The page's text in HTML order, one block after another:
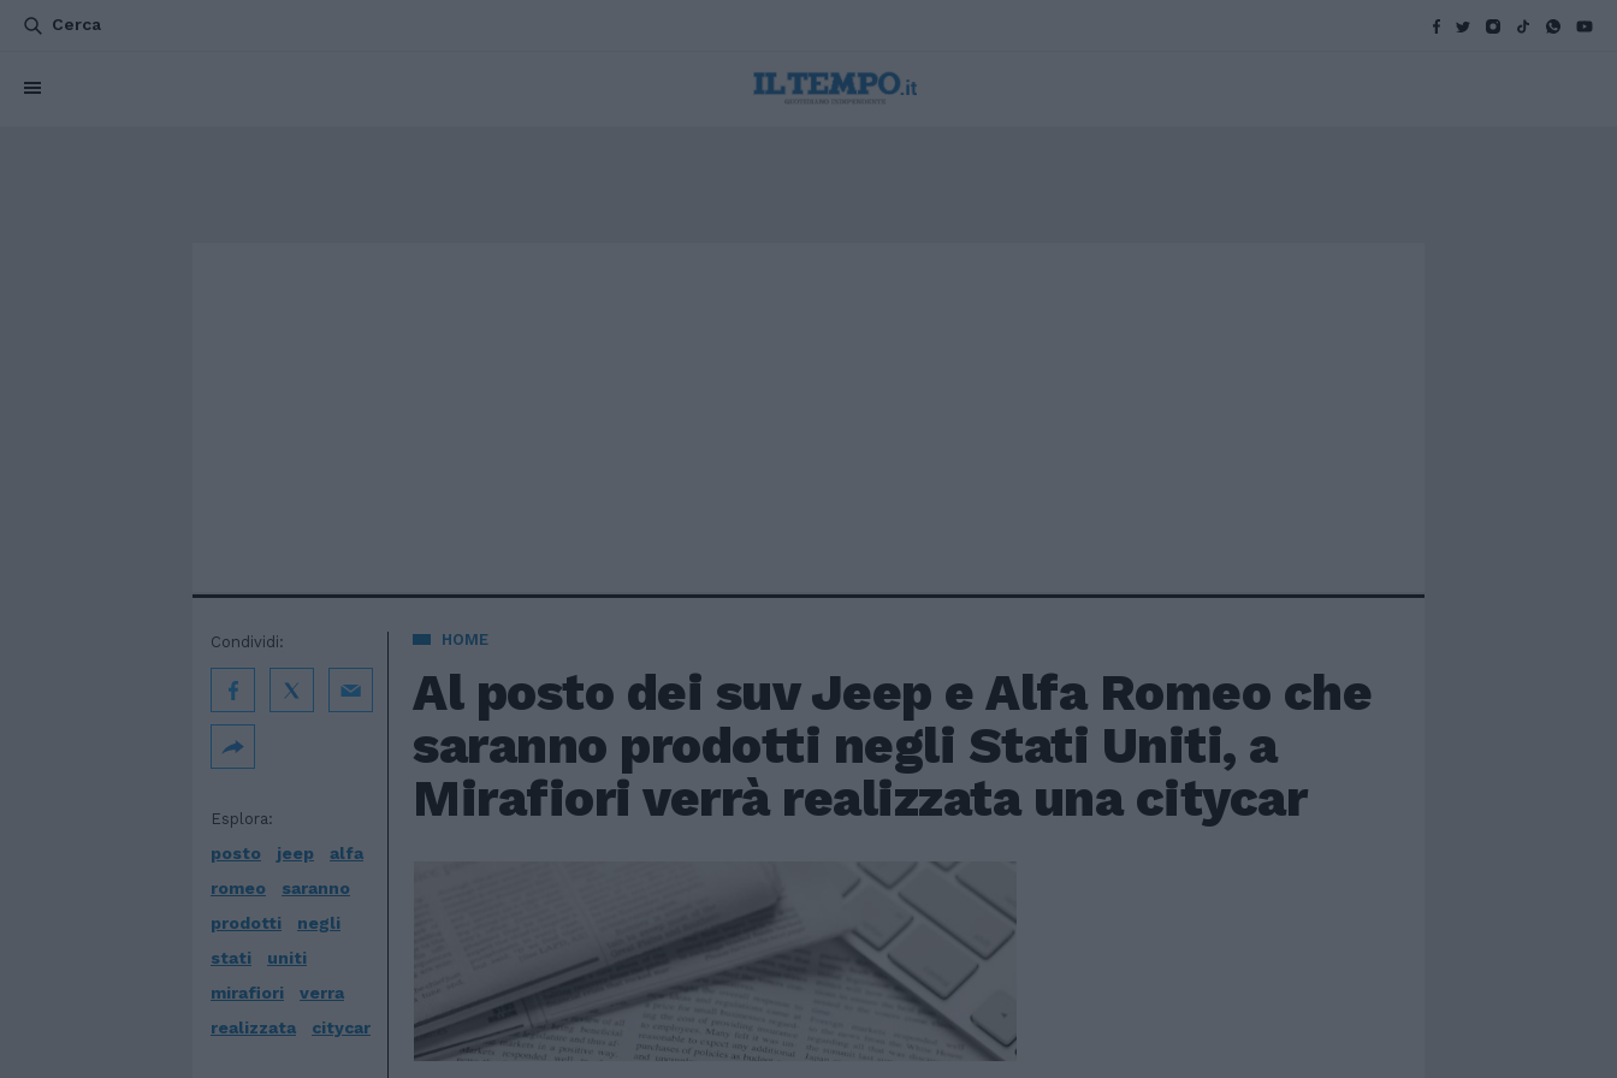
Cerca
HOME
Al posto dei suv Jeep e Alfa Romeo che
saranno prodotti negli Stati Uniti, a
Mirafiori verrà realizzata una citycar
Esplora:
posto jeep
alfa
romeo
saranno
prodotti
negli
stati
uniti
mirafiori
verra
realizzata
citycar
Condividi: